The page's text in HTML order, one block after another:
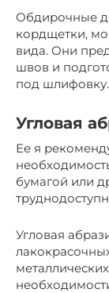
Обдирочные
кордщетки,
вида. Они
швов и
под шлифовку.
Угловая
Ее я
бумагой или
Угловая